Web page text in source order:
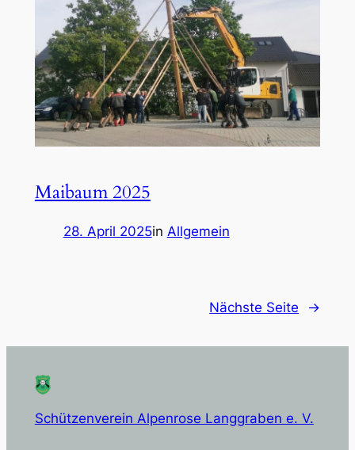
Maibaum 2025
28. April 2025in Allgemein
Nächste Seite →
Schützenverein Alpenrose Langgraben e. V.